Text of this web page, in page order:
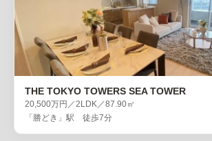
THE TOKYO TOWERS SEA TOWER
20,500万円／2LDK／87.90㎡
「勝どき」駅 徒歩7分